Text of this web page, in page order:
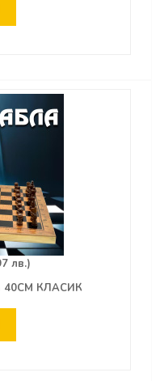
лв.)
40СМ КЛАСИК